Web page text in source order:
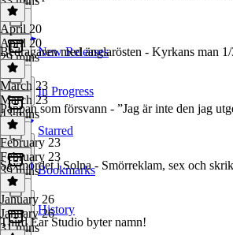
New Releases
In Progress
Starred
Bookmarks
History
April 20
April 20
29 mins
Bedragaren med änglarösten - Kyrkans man
March 23
March 23
43 mins
Pappan som försvann - ”Jag är inte den jag
February 23
February 23
39 mins
Sexmordet i Solna - Smörreklam, sex och
January 26
January 26
31 mins
Third Ear Studio byter namn!